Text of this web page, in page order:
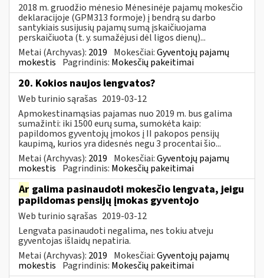
2018 m. gruodžio mėnesio Mėnesinėje pajamų mokesčio
deklaracijoje (GPM313 formoje) į bendrą su darbo
santykiais susijusių pajamų sumą įskaičiuojama
perskaičiuota (t. y. sumažėjusi dėl ligos dienų)...
Metai (Archyvas): 2019 Mokesčiai:Gyventojų pajamų
mokestis Pagrindinis: Mokesčių pakeitimai
20. Kokios naujos lengvatos?
Web turinio sąrašas 2019-03-12
Apmokestinamąsias pajamas nuo 2019 m. bus galima
sumažinti: iki 1500 eurų suma, sumokėta kaip:
papildomos gyventojų įmokos į II pakopos pensijų
kaupimą, kurios yra didesnės negu 3 procentai šio...
Metai (Archyvas): 2019 Mokesčiai:Gyventojų pajamų
mokestis Pagrindinis: Mokesčių pakeitimai
Ar galima pasinaudoti mokesčio lengvata, jeigu
papildomas pensijų įmokas gyventojo
Web turinio sąrašas 2019-03-12
Lengvata pasinaudoti negalima, nes tokiu atveju
gyventojas išlaidų nepatiria.
Metai (Archyvas): 2019 Mokesčiai:Gyventojų pajamų
mokestis Pagrindinis: Mokesčių pakeitimai